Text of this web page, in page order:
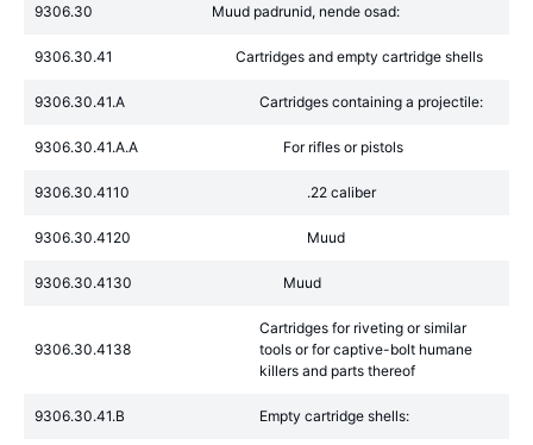
9306.30 Muud padrunid, nende osad:
9306.30.41 Cartridges and empty cartridge shells
9306.30.41.A Cartridges containing a projectile:
9306.30.41.A.A For rifles or pistols
9306.30.4110 .22 caliber
9306.30.4120 Muud
9306.30.4130 Muud
9306.30.4138
Cartridges for riveting or similar
tools or for captive-bolt humane
killers and parts thereof
9306.30.41.B Empty cartridge shells: